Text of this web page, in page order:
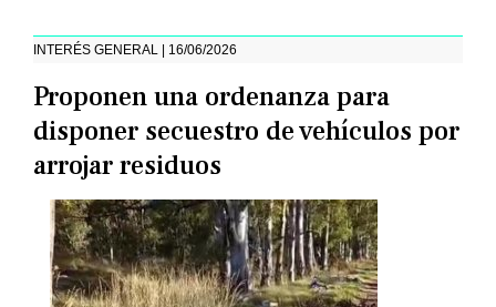
INTERÉS GENERAL | 16/06/2026
Proponen una ordenanza para
disponer secuestro de vehículos por
arrojar residuos